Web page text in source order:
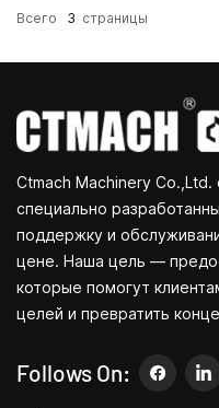
Всего 3 Страницы
Ctmach Machinery
специально
поддержку и
цене. Наша цель —
которые помогут
целей и превратить
образованием,
являетесь креативным
Follows On: